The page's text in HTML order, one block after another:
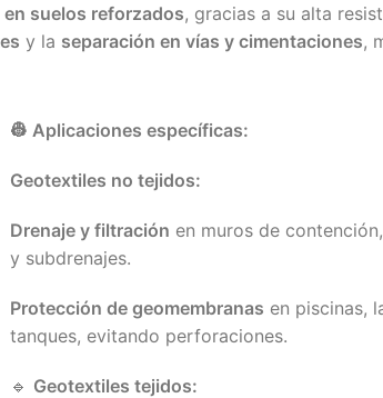
suelos reforzados, gracias a su alta
y la separación en vías y cimentaciones,
👷 Aplicaciones específicas:
Geotextiles no tejidos:
Drenaje y filtración en muros de
y subdrenajes.
Protección de geomembranas en piscinas,
tanques, evitando perforaciones.
🔹 Geotextiles tejidos: